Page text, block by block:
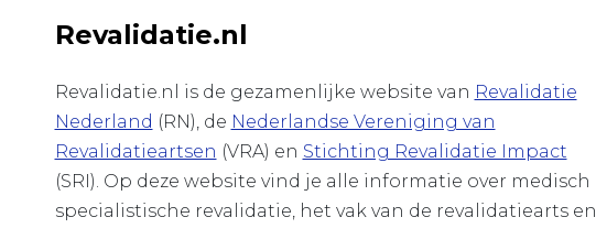
Revalidatie.nl
Revalidatie.nl is de gezamenlijke website van Revalidatie
Nederland (RN), de Nederlandse Vereniging van
Revalidatieartsen (VRA) en Stichting Revalidatie Impact
(SRI). Op deze website vind je alle informatie over medisch
specialistische revalidatie, het vak van de revalidatiearts en